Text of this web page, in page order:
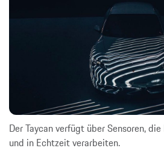
Der Taycan verfügt über Sensoren,
und in Echtzeit verarbeiten.